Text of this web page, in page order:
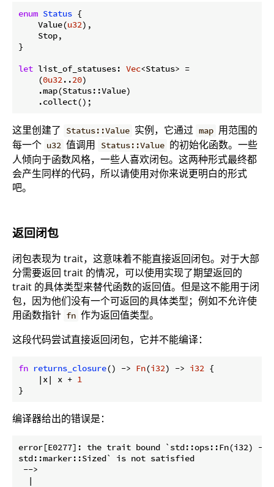
enum Status {
    Value(
u32),
    Stop,
}
let list_of_statuses: Vec<Status> =
    (
0u32..20)
    .map(Status::Value)
这里创建了 Status::Value 实例，它通过 map 用范围的
每一个 u32 值调用 Status::Value 的初始化函数。一些
人倾向于函数风格，一些人喜欢闭包。这两种形式最终都
会产生同样的代码，所以请使用对你来说更明白的形式
吧。
返回闭包
闭包表现为 trait，这意味着不能直接返回闭包。对于大部
分需要返回 trait 的情况，可以使用实现了期望返回的
trait 的具体类型来替代函数的返回值。但是这不能用于闭
包，因为他们没有一个可返回的具体类型；例如不允许使
用函数指针 fn 作为返回值类型。
这段代码尝试直接返回闭包，它并不能编译：
fn returns_closure() -> Fn(i32) -> i32 {
    |x| x +
1
}
编译器给出的错误是：
error[E0277]: the trait bound `std::ops::Fn(i32) -
std::marker::Sized` is not satisfied
-->
  |